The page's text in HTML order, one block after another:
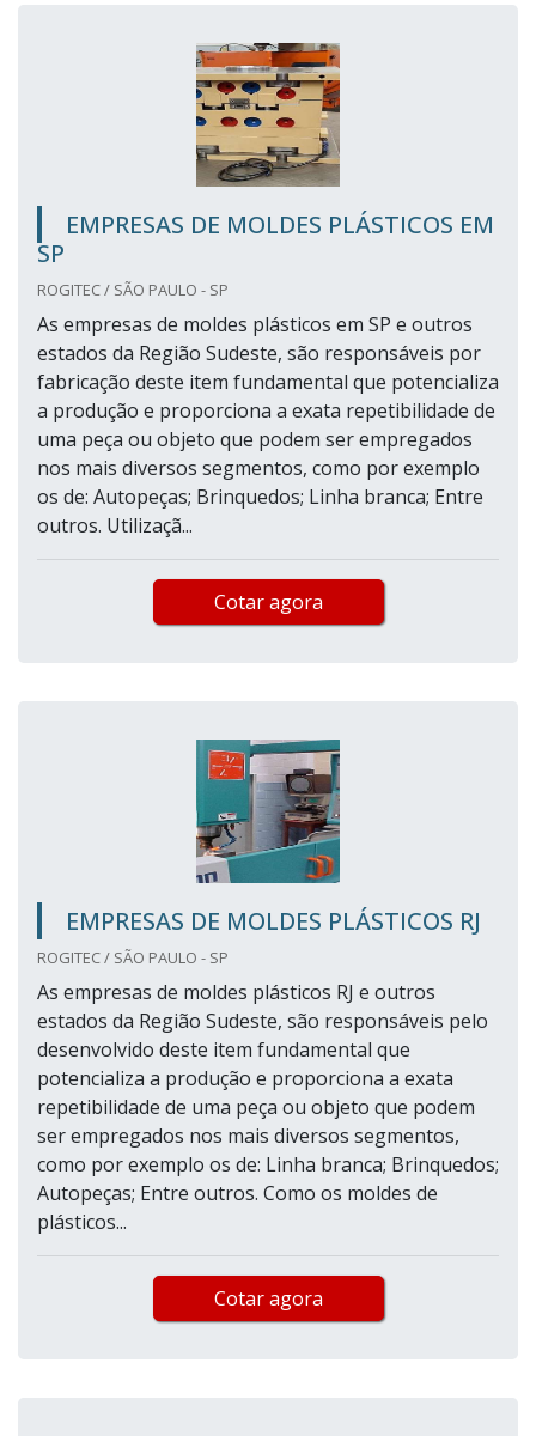
EMPRESAS DE MOLDES PLÁSTICOS EM
SP
ROGITEC / SÃO PAULO - SP
As empresas de moldes plásticos em SP e outros
estados da Região Sudeste, são responsáveis por
fabricação deste item fundamental que potencializa
a produção e proporciona a exata repetibilidade de
uma peça ou objeto que podem ser empregados
nos mais diversos segmentos, como por exemplo
os de: Autopeças; Brinquedos; Linha branca; Entre
outros. Utilizaçã...
Cotar agora
EMPRESAS DE MOLDES PLÁSTICOS RJ
ROGITEC / SÃO PAULO - SP
As empresas de moldes plásticos RJ e outros
estados da Região Sudeste, são responsáveis pelo
desenvolvido deste item fundamental que
potencializa a produção e proporciona a exata
repetibilidade de uma peça ou objeto que podem
ser empregados nos mais diversos segmentos,
como por exemplo os de: Linha branca; Brinquedos;
Autopeças; Entre outros. Como os moldes de
plásticos...
Cotar agora